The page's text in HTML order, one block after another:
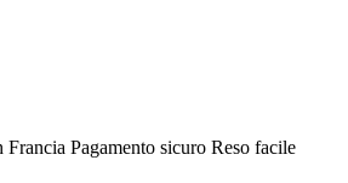
Francia Pagamento sicuro Reso facile